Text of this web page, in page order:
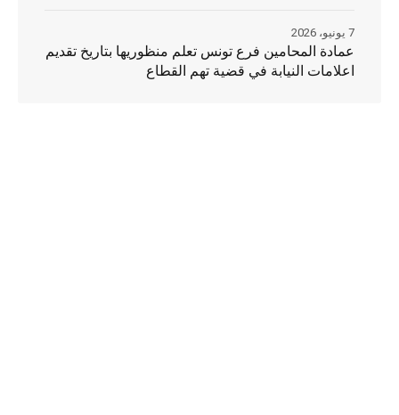
عمادة المحامين فرع تونس تعلم منظوريها بتاريخ تقديم
اعلامات النيابة في قضية تهم القطاع
7 يونيو، 2026